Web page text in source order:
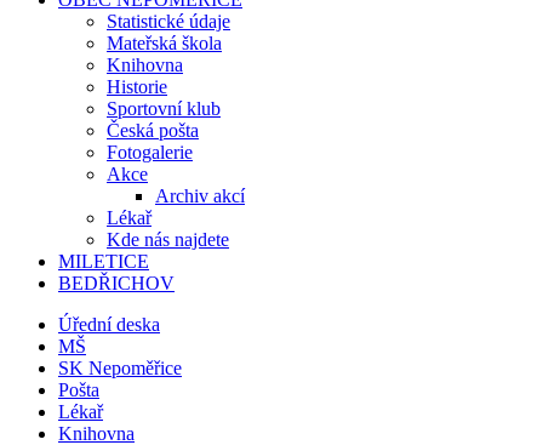
Statistické údaje
Mateřská škola
Knihovna
Historie
Sportovní klub
Česká pošta
Fotogalerie
Akce
Archiv akcí
Lékař
Kde nás najdete
MILETICE
BEDŘICHOV
Úřední deska
MŠ
SK Nepoměřice
Pošta
Lékař
Knihovna